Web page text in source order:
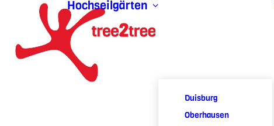
Hochseilgärten
Duisburg
Oberhausen